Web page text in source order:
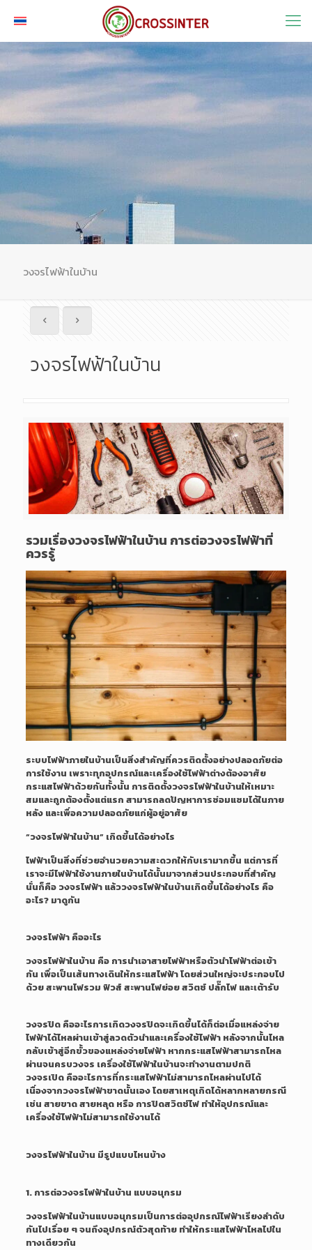
วงจรไฟฟ้าในบ้าน
วงจรไฟฟ้าในบ้าน
รวมเรื่องวงจรไฟฟ้าในบ้าน การต่อวงจรไฟฟ้าที่
ควรรู้
ระบบไฟฟ้าภายในบ้านเป็นสิ่งสำคัญที่ควรติดตั้งอย่างปลอดภัยต่อ
การใช้งาน เพราะทุกอุปกรณ์และเครื่องใช้ไฟฟ้าต่างต้องอาศัย
กระแสไฟฟ้าด้วยกันทั้งนั้น การติดตั้งวงจรไฟฟ้าในบ้านให้เหมาะ
สมและถูกต้องตั้งแต่แรก สามารถลดปัญหาการซ่อมแซมได้ในภาย
หลัง และเพื่อความปลอดภัยแก่ผู้อยู่อาศัย
“วงจรไฟฟ้าในบ้าน” เกิดขึ้นได้อย่างไร
ไฟฟ้าเป็นสิ่งที่ช่วยอำนวยความสะดวกให้กับเรามากขึ้น แต่การที่
เราจะมีไฟฟ้าใช้งานภายในบ้านได้นั้นมาจากส่วนประกอบที่สำคัญ
นั่นก็คือ วงจรไฟฟ้า แล้ววงจรไฟฟ้าในบ้านเกิดขึ้นได้อย่างไร คือ
อะไร? มาดูกัน
วงจรไฟฟ้า คืออะไร
วงจรไฟฟ้าในบ้าน คือ การนำเอาสายไฟฟ้าหรือตัวนำไฟฟ้าต่อเข้า
กัน เพื่อเป็นเส้นทางเดินให้กระแสไฟฟ้า โดยส่วนใหญ่จะประกอบไป
ด้วย สะพานไฟรวม ฟิวส์ สะพานไฟย่อย สวิตช์ ปลั๊กไฟ และเต้ารับ
วงจรปิด คืออะไรการเกิดวงจรปิดจะเกิดขึ้นได้ก็ต่อเมื่อแหล่งจ่าย
ไฟฟ้าได้ไหลผ่านเข้าสู่ลวดตัวนำและเครื่องใช้ไฟฟ้า หลังจากนั้นไหล
กลับเข้าสู่อีกขั้วของแหล่งจ่ายไฟฟ้า หากกระแสไฟฟ้าสามารถไหล
ผ่านจนครบวงจร เครื่องใช้ไฟฟ้าในบ้านจะทำงานตามปกติ
วงจรเปิด คืออะไรการที่กระแสไฟฟ้าไม่สามารถไหลผ่านไปได้
เนื่องจากวงจรไฟฟ้าขาดนั้นเอง โดยสาเหตุเกิดได้หลากหลายกรณี
เช่น สายขาด สายหลุด หรือ การปิดสวิตช์ไฟ ทำให้อุปกรณ์และ
เครื่องใช้ไฟฟ้าไม่สามารถใช้งานได้
วงจรไฟฟ้าในบ้าน มีรูปแบบไหนบ้าง
1. การต่อวงจรไฟฟ้าในบ้าน แบบอนุกรม
วงจรไฟฟ้าในบ้านแบบอนุกรมเป็นการต่ออุปกรณ์ไฟฟ้าเรียงลำดับ
กันไปเรื่อย ๆ จนถึงอุปกรณ์ตัวสุดท้าย ทำให้กระแสไฟฟ้าไหลไปใน
ทางเดียวกัน